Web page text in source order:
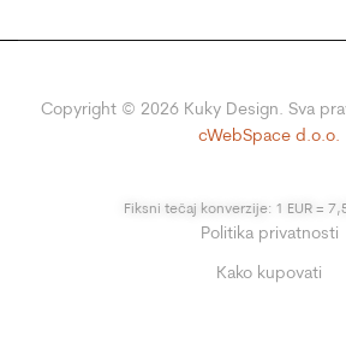
Copyright © 2026Kuky Design. Sva
cWebSpace d.o.o.
Fiksni tečaj konverzije: 1 EUR =
Politika privatnosti
Kako kupovati